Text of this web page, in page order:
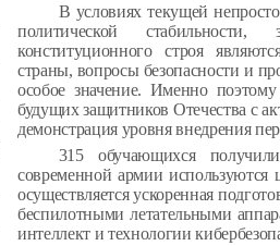
В условиях текущей
политической
конституционного строя
страны, вопросы безопасности и
особое значение. Именно
будущих защитников Отечества с
демонстрация уровня внедрения
315 обучающихся
современной армии
осуществляется ускоренная
беспилотными летательными
интеллект и технологии